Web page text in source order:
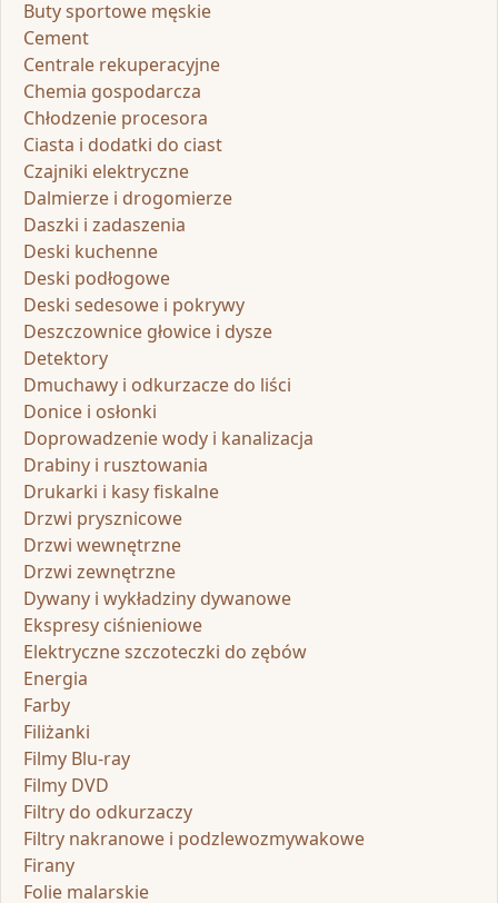
Buty sportowe męskie
Cement
Centrale rekuperacyjne
Chemia gospodarcza
Chłodzenie procesora
Ciasta i dodatki do ciast
Czajniki elektryczne
Dalmierze i drogomierze
Daszki i zadaszenia
Deski kuchenne
Deski podłogowe
Deski sedesowe i pokrywy
Deszczownice głowice i dysze
Detektory
Dmuchawy i odkurzacze do liści
Donice i osłonki
Doprowadzenie wody i kanalizacja
Drabiny i rusztowania
Drukarki i kasy fiskalne
Drzwi prysznicowe
Drzwi wewnętrzne
Drzwi zewnętrzne
Dywany i wykładziny dywanowe
Ekspresy ciśnieniowe
Elektryczne szczoteczki do zębów
Energia
Farby
Filiżanki
Filmy Blu-ray
Filmy DVD
Filtry do odkurzaczy
Filtry nakranowe i podzlewozmywakowe
Firany
Folie malarskie